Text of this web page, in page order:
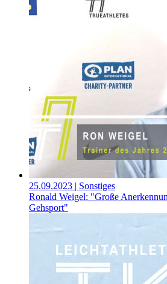
25.09.2023 | Sonstiges
Ronald Weigel: "Große
Gehsport"